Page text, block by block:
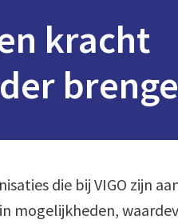
kracht
die bij VIGO zijn
mogelijkheden,